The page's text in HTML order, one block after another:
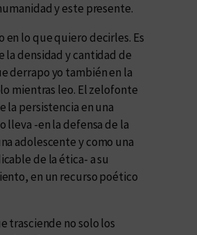
y este presente.
en lo que quiero decirles. Es
la densidad y cantidad de
derrapo yo también en la
mientras leo. El zelofonte
la persistencia en una
lleva -en la defensa de la
adolescente y como una
de la ética- a su
en un recurso poético
trasciende no solo los